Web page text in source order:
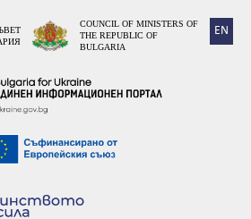
EN
COUNCIL OF MINISTERS OF
THE REPUBLIC OF
BULGARIA